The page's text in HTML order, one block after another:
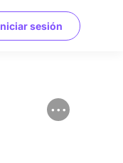
sesión